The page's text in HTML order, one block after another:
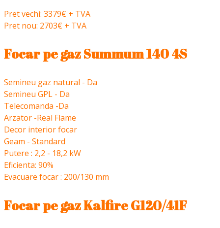
Pret vechi: 3379€ + TVA
Pret nou: 2703€ + TVA
Focar pe gaz Summum 140 4S
Semineu gaz natural - Da
Semineu GPL - Da
Telecomanda -Da
Arzator -Real Flame
Decor interior focar
Geam - Standard
Putere : 2,2 - 18,2 kW
Eficienta: 90%
Evacuare focar : 200/130 mm
Focar pe gaz Kalfire G120/41F